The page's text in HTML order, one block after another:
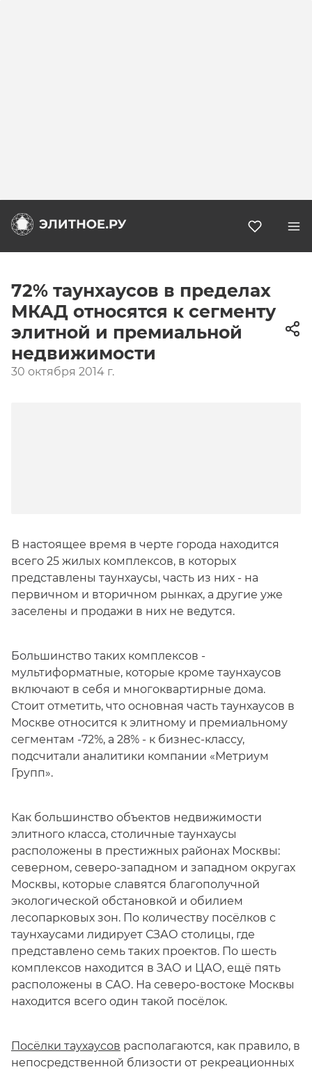
72% таунхаусов в пределах
МКАД относятся к сегменту
элитной и премиальной
недвижимости
30 октября 2014 г.
В настоящее время в черте города находится
всего 25 жилых комплексов, в которых
представлены таунхаусы, часть из них - на
первичном и вторичном рынках, а другие уже
заселены и продажи в них не ведутся.
Большинство таких комплексов -
мультиформатные, которые кроме таунхаусов
включают в себя и многоквартирные дома.
Стоит отметить, что основная часть таунхаусов в
Москве относится к элитному и премиальному
сегментам -72%, а 28% - к бизнес-классу,
подсчитали аналитики компании «Метриум
Групп».
Как большинство объектов недвижимости
элитного класса, столичные таунхаусы
расположены в престижных районах Москвы:
северном, северо-западном и западном округах
Москвы, которые славятся благополучной
экологической обстановкой и обилием
лесопарковых зон. По количеству посёлков с
таунхаусами лидирует СЗАО столицы, где
представлено семь таких проектов. По шесть
комплексов находится в ЗАО и ЦАО, ещё пять
расположены в САО. На северо-востоке Москвы
находится всего один такой посёлок.
Посёлки таухаусов располагаются, как правило, в
непосредственной близости от рекреационных